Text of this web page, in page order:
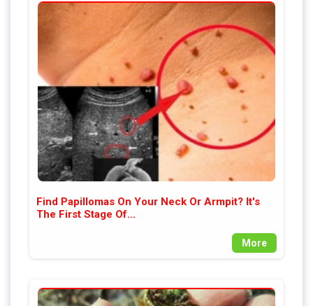
Find Papillomas On Your Neck Or Armpit? It's
The First Stage Of...
More